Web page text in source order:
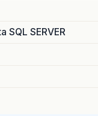
SQL SERVER